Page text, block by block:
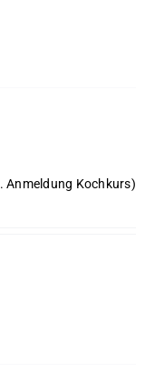
Anmeldung Kochkurs)